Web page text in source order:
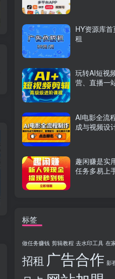
HY资源库
租
玩转AI短视
营、直播一
AI电影全流
成与视频设
趣闲赚是实
任务多易上
标签
做任务赚钱 剪辑教程 去水印工具 在
招租 广告合作 影